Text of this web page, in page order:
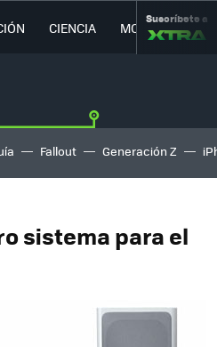
CIENCIA MOVILIDAD
Suscríbete a
Fallout Generación Z
sistema para el